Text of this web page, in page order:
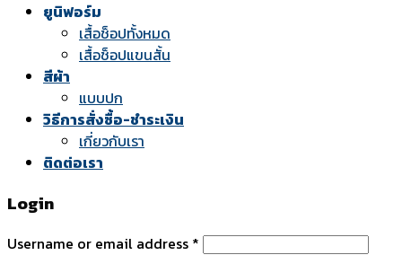
ยูนิฟอร์ม
เสื้อช็อปทั้งหมด
เสื้อช็อปแขนสั้น
สีผ้า
แบบปก
วิธีการสั่งซื้อ-ชำระเงิน
เกี่ยวกับเรา
ติดต่อเรา
Login
Username or email address *